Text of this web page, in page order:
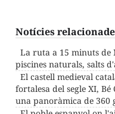
Notícies
La ruta a 15 minuts de
piscines naturals, salts
El castell medieval
fortalesa del segle XI,
una panoràmica de 360